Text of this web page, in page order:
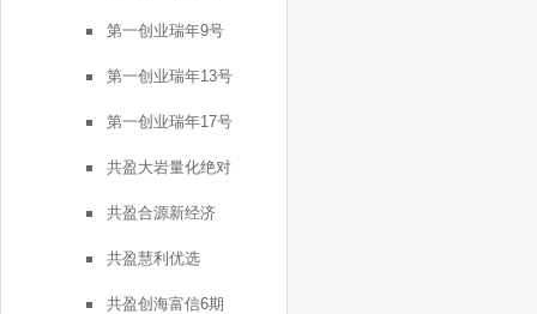
第一创业瑞年9号
第一创业瑞年13号
第一创业瑞年17号
共盈大岩量化绝对
共盈合源新经济
共盈慧利优选
共盈创海富信6期